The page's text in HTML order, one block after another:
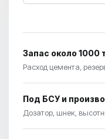
Запас около 1000
Расход цемента,
Под БСУ и
Дозатор, шнек,